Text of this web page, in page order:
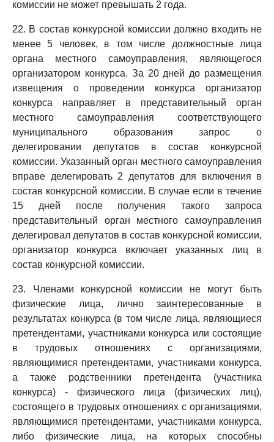
комиссии не может превышать 2 года.
22. В состав конкурсной комиссии должно входить не
менее 5 человек, в том числе должностные лица
органа местного самоуправления, являющегося
организатором конкурса. За 20 дней до размещения
извещения о проведении конкурса организатор
конкурса направляет в представительный орган
местного самоуправления соответствующего
муниципального образования запрос о
делегировании депутатов в состав конкурсной
комиссии. Указанный орган местного самоуправления
вправе делегировать 2 депутатов для включения в
состав конкурсной комиссии. В случае если в течение
15 дней после получения такого запроса
представительный орган местного самоуправления
делегировал депутатов в состав конкурсной комиссии,
организатор конкурса включает указанных лиц в
состав конкурсной комиссии.
23. Членами конкурсной комиссии не могут быть
физические лица, лично заинтересованные в
результатах конкурса (в том числе лица, являющиеся
претендентами, участниками конкурса или состоящие
в трудовых отношениях с организациями,
являющимися претендентами, участниками конкурса,
а также родственники претендента (участника
конкурса) - физического лица (физических лиц),
состоящего в трудовых отношениях с организациями,
являющимися претендентами, участниками конкурса,
либо физические лица, на которых способны